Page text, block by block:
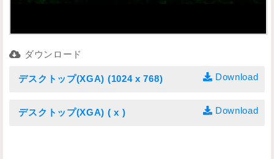
ダウンロード
デスクトップ(XGA) (1024 x 768) Download
デスクトップ(XGA) ( x ) Download